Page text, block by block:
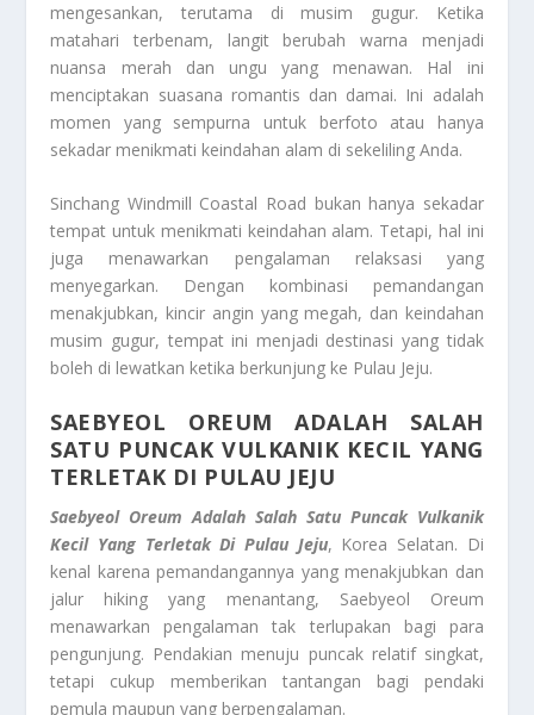
mengesankan, terutama di musim gugur. Ketika
matahari terbenam, langit berubah warna menjadi
nuansa merah dan ungu yang menawan. Hal ini
menciptakan suasana romantis dan damai. Ini adalah
momen yang sempurna untuk berfoto atau hanya
sekadar menikmati keindahan alam di sekeliling Anda.
Sinchang Windmill Coastal Road bukan hanya sekadar
tempat untuk menikmati keindahan alam. Tetapi, hal ini
juga menawarkan pengalaman relaksasi yang
menyegarkan. Dengan kombinasi pemandangan
menakjubkan, kincir angin yang megah, dan keindahan
musim gugur, tempat ini menjadi destinasi yang tidak
boleh di lewatkan ketika berkunjung ke Pulau Jeju.
SAEBYEOL OREUM ADALAH SALAH
SATU PUNCAK VULKANIK KECIL YANG
TERLETAK DI PULAU JEJU
Saebyeol Oreum Adalah Salah Satu Puncak Vulkanik
Kecil Yang Terletak Di Pulau Jeju, Korea Selatan. Di
kenal karena pemandangannya yang menakjubkan dan
jalur hiking yang menantang, Saebyeol Oreum
menawarkan pengalaman tak terlupakan bagi para
pengunjung. Pendakian menuju puncak relatif singkat,
tetapi cukup memberikan tantangan bagi pendaki
pemula maupun yang berpengalaman.